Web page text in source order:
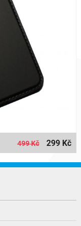
499 Kč 299 Kč